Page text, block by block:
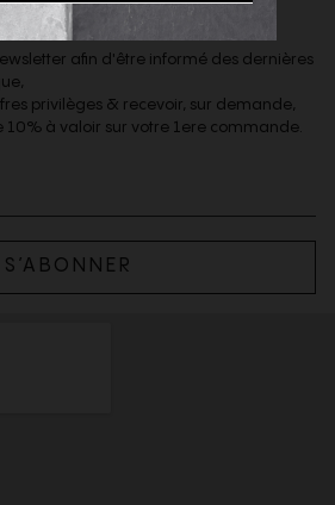
à la newsletter
afin d'être informé des dernières
privilèges & recevoir, sur demande,
à valoir sur votre 1ere commande.
S’ABONNER